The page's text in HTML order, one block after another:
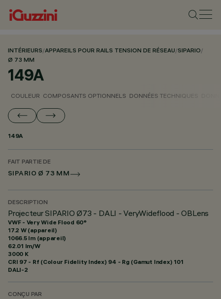
INTÉRIEURS/APPAREILS POUR RAILS TENSION DE RÉSEAU/SIPARIO/
Ø 73 MM
149A
COULEUR COMPOSANTS OPTIONNELS DONNÉES TECHNIQUES
149A
FAIT PARTIE DE
SIPARIO Ø 73 MM
DESCRIPTION
Projecteur SIPARIO Ø73 - DALI - VeryWideflood - OBLens
VWF - Very Wide Flood 60°
17.2 W (appareil)
1066.5 lm (appareil)
62.01 lm/W
3000 K
CRI 97 - Rf (Colour Fidelity Index) 94 - Rg (Gamut Index) 101
DALI-2
CONÇU PAR